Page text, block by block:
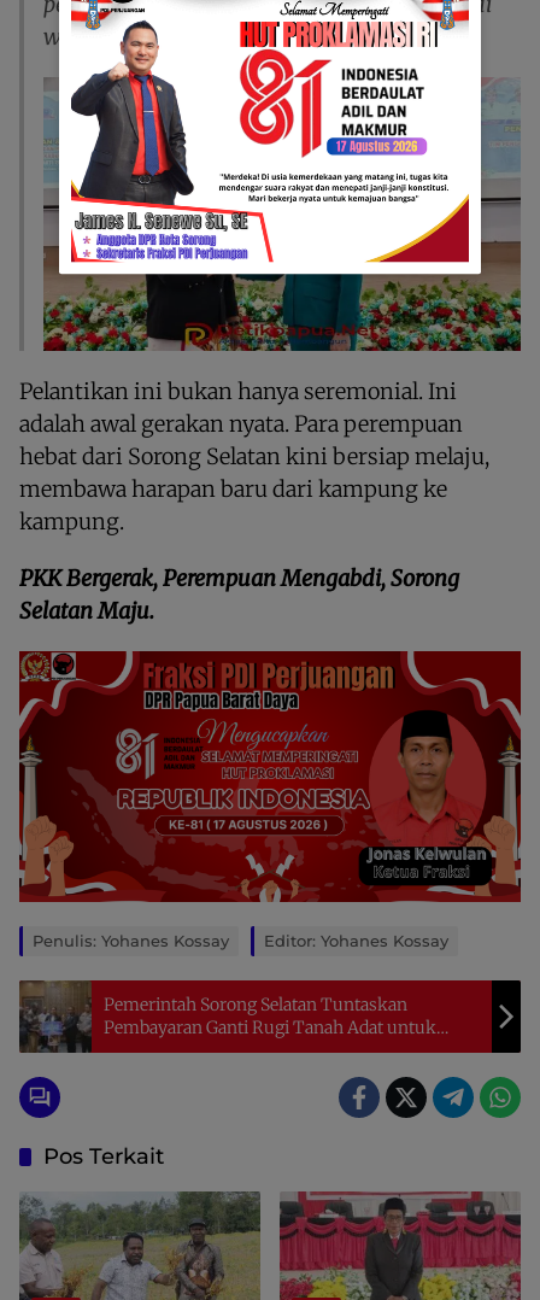
wilayah ini, demi kesejahteraan bersama.”
Pelantikan ini bukan hanya seremonial. Ini
adalah awal gerakan nyata. Para perempuan
hebat dari Sorong Selatan kini bersiap melaju,
membawa harapan baru dari kampung ke
kampung.
PKK Bergerak, Perempuan Mengabdi, Sorong
Selatan Maju.
Penulis: Yohanes Kossay Editor: Yohanes Kossay
Pemerintah Sorong Selatan Tuntaskan
Pembayaran Ganti Rugi Tanah Adat untuk
Bank Papua
Pos Terkait